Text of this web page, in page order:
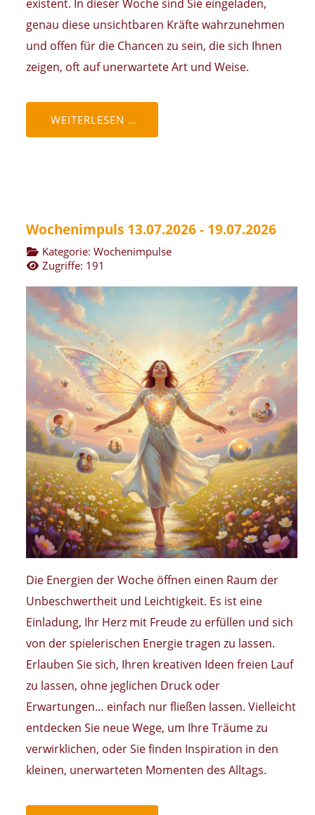
existent. In dieser Woche sind Sie eingeladen,
genau diese unsichtbaren Kräfte wahrzunehmen
und offen für die Chancen zu sein, die sich Ihnen
zeigen, oft auf unerwartete Art und Weise.
WEITERLESEN …
Wochenimpuls 13.07.2026 - 19.07.2026
Kategorie: Wochenimpulse
Zugriffe: 191
Die Energien der Woche öffnen einen Raum der
Unbeschwertheit und Leichtigkeit. Es ist eine
Einladung, Ihr Herz mit Freude zu erfüllen und sich
von der spielerischen Energie tragen zu lassen.
Erlauben Sie sich, Ihren kreativen Ideen freien Lauf
zu lassen, ohne jeglichen Druck oder
Erwartungen… einfach nur fließen lassen. Vielleicht
entdecken Sie neue Wege, um Ihre Träume zu
verwirklichen, oder Sie finden Inspiration in den
kleinen, unerwarteten Momenten des Alltags.